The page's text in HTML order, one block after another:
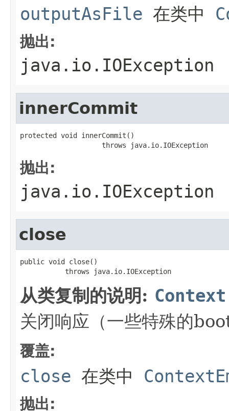
outputAsFile 在类中
抛出:
java.io.IOException
innerCommit
protected void innerCommit()
                    throws java.io.IOException
抛出:
java.io.IOException
close
public void close()
           throws java.io.IOException
从类复制的说明: Context
关闭响应（一些特殊的
覆盖:
close 在类中
抛出: